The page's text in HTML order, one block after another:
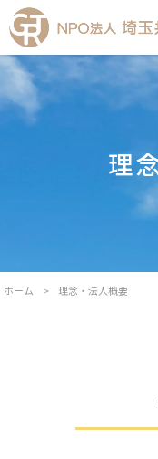
理
ホーム > 理念・法人概要